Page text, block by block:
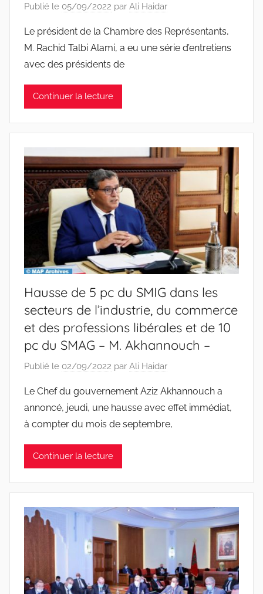
Publié le 05/09/2022 par Ali Haidar
Le président de la Chambre des Représentants,
M. Rachid Talbi Alami, a eu une série d’entretiens
avec des présidents de
Continuer la lecture
Hausse de 5 pc du SMIG dans les
secteurs de l’industrie, du commerce
et des professions libérales et de 10
pc du SMAG – M. Akhannouch –
Publié le 02/09/2022 par Ali Haidar
Le Chef du gouvernement Aziz Akhannouch a
annoncé, jeudi, une hausse avec effet immédiat,
à compter du mois de septembre,
Continuer la lecture